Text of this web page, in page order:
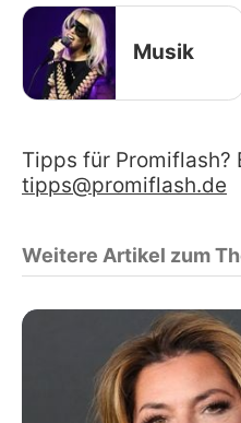
Musik
Tipps für Promiflash?
tipps@promiflash.de
Weitere Artikel zum